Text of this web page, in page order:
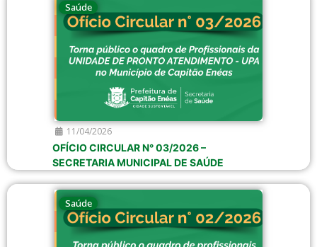
Saúde
11/04/2026
OFÍCIO CIRCULAR N° 03/2026 –
SECRETARIA MUNICIPAL DE SAÚDE
Saúde